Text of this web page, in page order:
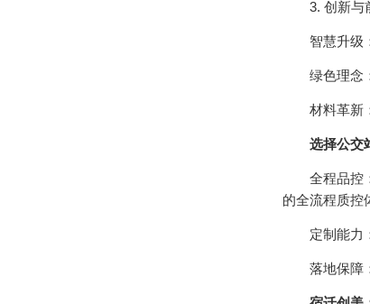
3. 创新与
智慧升级：
绿色理念：
材料革新：
选择公交
全程品控：
的全流程质控
定制能力：
落地保障：